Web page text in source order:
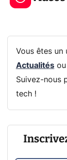
Vous êtes un
Actualitésou
Suivez-nous
tech !